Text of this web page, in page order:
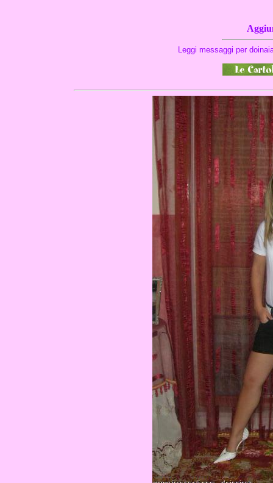
Leggi messaggi per